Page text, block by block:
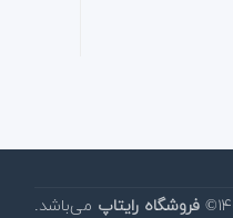
فروشگاه رایتاپ می‌باشد.